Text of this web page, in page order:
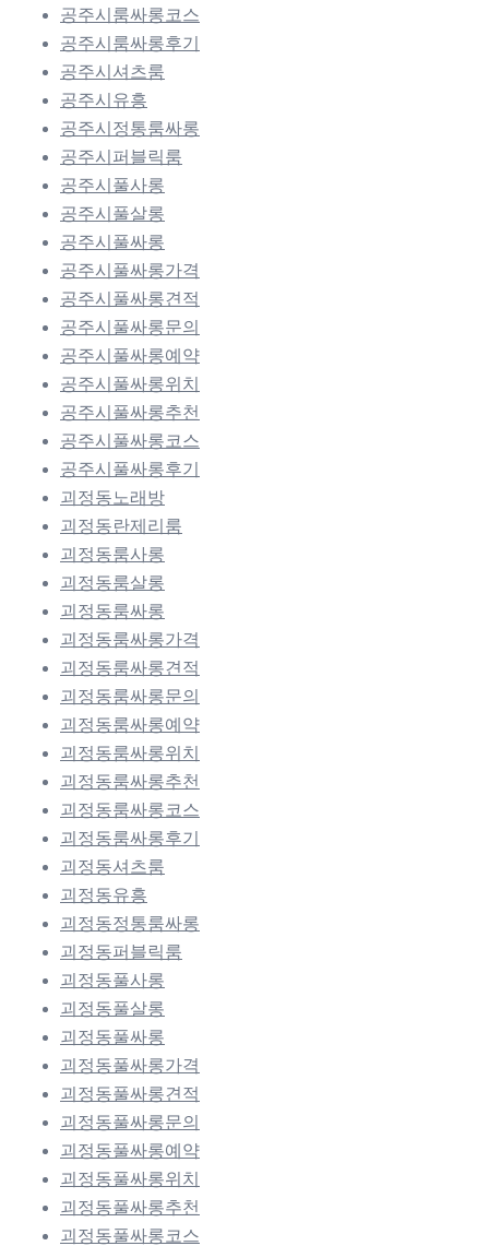
공주시룸싸롱코스
공주시룸싸롱후기
공주시셔츠룸
공주시유흥
공주시정통룸싸롱
공주시퍼블릭룸
공주시풀사롱
공주시풀살롱
공주시풀싸롱
공주시풀싸롱가격
공주시풀싸롱견적
공주시풀싸롱문의
공주시풀싸롱예약
공주시풀싸롱위치
공주시풀싸롱추천
공주시풀싸롱코스
공주시풀싸롱후기
괴정동노래방
괴정동란제리룸
괴정동룸사롱
괴정동룸살롱
괴정동룸싸롱
괴정동룸싸롱가격
괴정동룸싸롱견적
괴정동룸싸롱문의
괴정동룸싸롱예약
괴정동룸싸롱위치
괴정동룸싸롱추천
괴정동룸싸롱코스
괴정동룸싸롱후기
괴정동셔츠룸
괴정동유흥
괴정동정통룸싸롱
괴정동퍼블릭룸
괴정동풀사롱
괴정동풀살롱
괴정동풀싸롱
괴정동풀싸롱가격
괴정동풀싸롱견적
괴정동풀싸롱문의
괴정동풀싸롱예약
괴정동풀싸롱위치
괴정동풀싸롱추천
괴정동풀싸롱코스